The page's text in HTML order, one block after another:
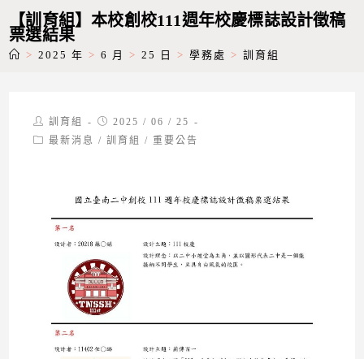
【訓育組】本校創校111週年校慶標誌設計徵稿
票選結果
> 2025 年 > 6 月 > 25 日 > 學務處 > 訓育組
Post
author:
訓育組
Post
published:
2025 / 06 / 25
Post最新消息 / 訓育組 / 重要公告